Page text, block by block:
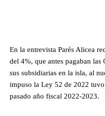
En la entrevista Parés Alicea
del 4%, que antes pagaban las
sus subsidiarias en la isla, al
impuso la Ley 52 de 2022
pasado año fiscal 2022-2023.